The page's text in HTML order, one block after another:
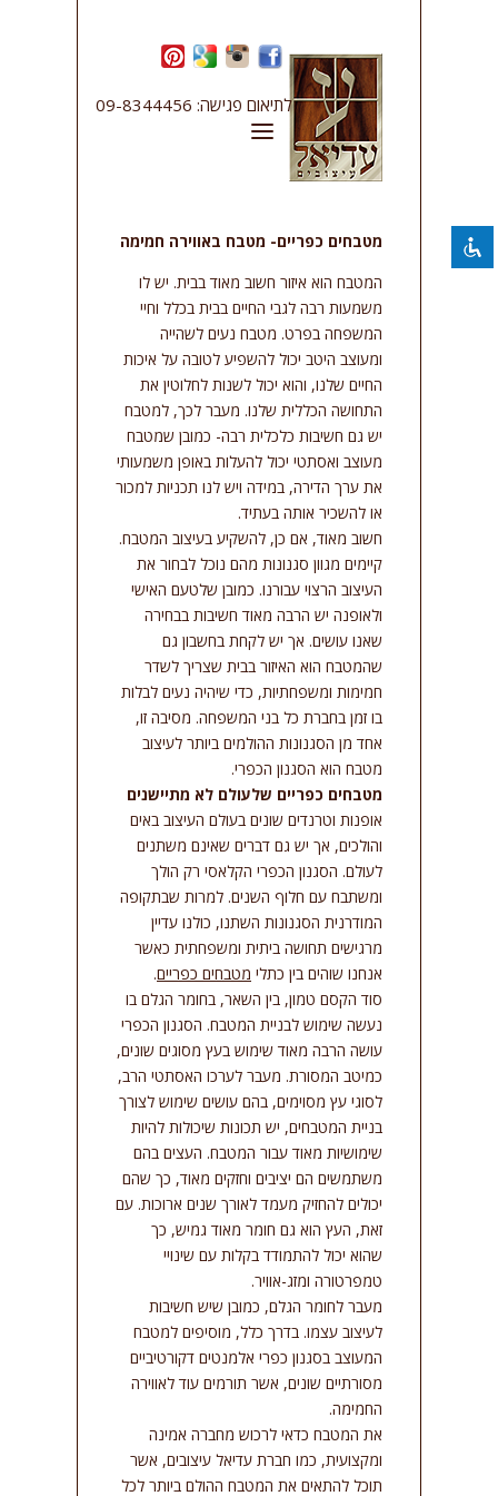
השבת את ההבזקים
סמן כותרות
צבע רקע
הקטן את הגופן
הגדל את הגופן
גופן קריא
ניגודיות בהירה
ניגודיות כהה
קו תחתון קישורים
סמן קישורים
אפס
את
כל
האפשרויות
cached
לתיאום פגישה: 09-8344456
מטבחים כפריים- מטבח באווירה חמימה
המטבח הוא איזור חשוב מאוד בבית. יש לו
משמעות רבה לגבי החיים בבית בכלל וחיי
המשפחה בפרט. מטבח נעים לשהייה
ומעוצב היטב יכול להשפיע לטובה על איכות
החיים שלנו, והוא יכול לשנות לחלוטין את
התחושה הכללית שלנו. מעבר לכך, למטבח
יש גם חשיבות כלכלית רבה- כמובן שמטבח
מעוצב ואסתטי יכול להעלות באופן משמעותי
את ערך הדירה, במידה ויש לנו תכניות למכור
או להשכיר אותה בעתיד.
חשוב מאוד, אם כן, להשקיע בעיצוב המטבח.
קיימים מגוון סגנונות מהם נוכל לבחור את
העיצוב הרצוי עבורנו. כמובן שלטעם האישי
ולאופנה יש הרבה מאוד חשיבות בבחירה
שאנו עושים. אך יש לקחת בחשבון גם
שהמטבח הוא האיזור בבית שצריך לשדר
חמימות ומשפחתיות, כדי שיהיה נעים לבלות
בו זמן בחברת כל בני המשפחה. מסיבה זו,
אחד מן הסגנונות ההולמים ביותר לעיצוב
מטבח הוא הסגנון הכפרי.
מטבחים כפריים שלעולם לא מתיישנים
אופנות וטרנדים שונים בעולם העיצוב באים
והולכים, אך יש גם דברים שאינם משתנים
לעולם. הסגנון הכפרי הקלאסי רק הולך
ומשתבח עם חלוף השנים. למרות שבתקופה
המודרנית הסגנונות השתנו, כולנו עדיין
מרגישים תחושה ביתית ומשפחתית כאשר
אנחנו שוהים בין כתלי מטבחים כפריים.
סוד הקסם טמון, בין השאר, בחומר הגלם בו
נעשה שימוש לבניית המטבח. הסגנון הכפרי
עושה הרבה מאוד שימוש בעץ מסוגים שונים,
כמיטב המסורת. מעבר לערכו האסתטי הרב,
לסוגי עץ מסוימים, בהם עושים שימוש לצורך
בניית המטבחים, יש תכונות שיכולות להיות
שימושיות מאוד עבור המטבח. העצים בהם
משתמשים הם יציבים וחזקים מאוד, כך שהם
יכולים להחזיק מעמד לאורך שנים ארוכות. עם
זאת, העץ הוא גם חומר מאוד גמיש, כך
שהוא יכול להתמודד בקלות עם שינויי
טמפרטורה ומזג-אוויר.
מעבר לחומר הגלם, כמובן שיש חשיבות
לעיצוב עצמו. בדרך כלל, מוסיפים למטבח
המעוצב בסגנון כפרי אלמנטים דקורטיביים
מסורתיים שונים, אשר תורמים עוד לאווירה
החמימה.
את המטבח כדאי לרכוש מחברה אמינה
ומקצועית, כמו חברת עדיאל עיצובים, אשר
תוכל להתאים את המטבח ההולם ביותר לכל